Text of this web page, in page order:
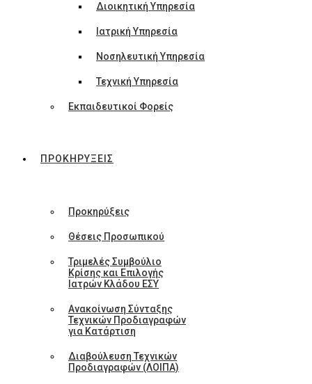
Διοικητική Υπηρεσία
Ιατρική Υπηρεσία
Νοσηλευτική Υπηρεσία
Τεχνική Υπηρεσία
Εκπαιδευτικοί Φορείς
ΠΡΟΚΗΡΥΞΕΙΣ
Προκηρύξεις
Θέσεις Προσωπικού
Τριμελές Συμβούλιο
Κρίσης και Επιλογής
Ιατρών Κλάδου ΕΣΥ
Ανακοίνωση Σύνταξης
Τεχνικών Προδιαγραφών
για Κατάρτιση
Διαβούλευση Τεχνικών
Προδιαγραφών (ΛΟΙΠΑ)